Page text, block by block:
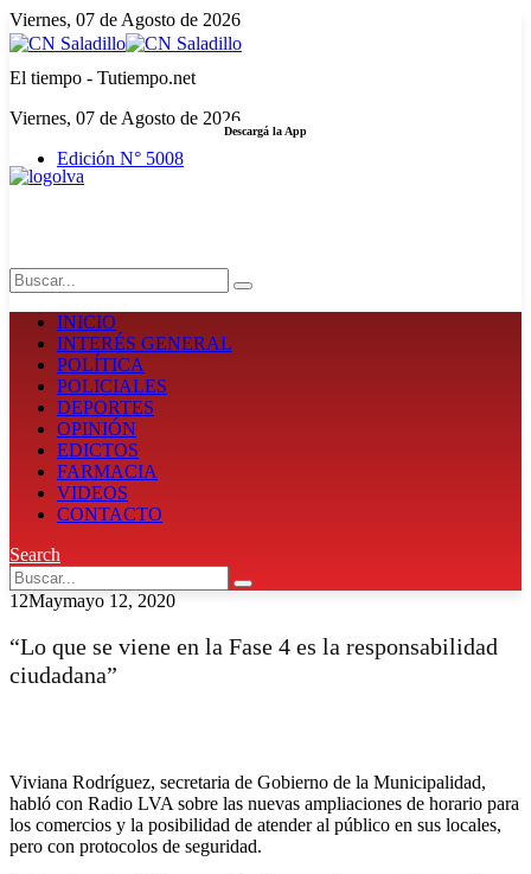
Viernes, 07 de Agosto de 2026
El tiempo - Tutiempo.net
Viernes, 07 de Agosto de 2026
Edición N° 5008
Descargá la App
INICIO
INTERÉS GENERAL
POLÍTICA
POLICIALES
DEPORTES
OPINIÓN
EDICTOS
FARMACIA
VIDEOS
CONTACTO
Search
12Maymayo 12, 2020
“Lo que se viene en la Fase 4 es la responsabilidad
ciudadana”
Viviana Rodríguez, secretaria de Gobierno de la Municipalidad,
habló con Radio LVA sobre las nuevas ampliaciones de horario para
los comercios y la posibilidad de atender al público en sus locales,
pero con protocolos de seguridad.